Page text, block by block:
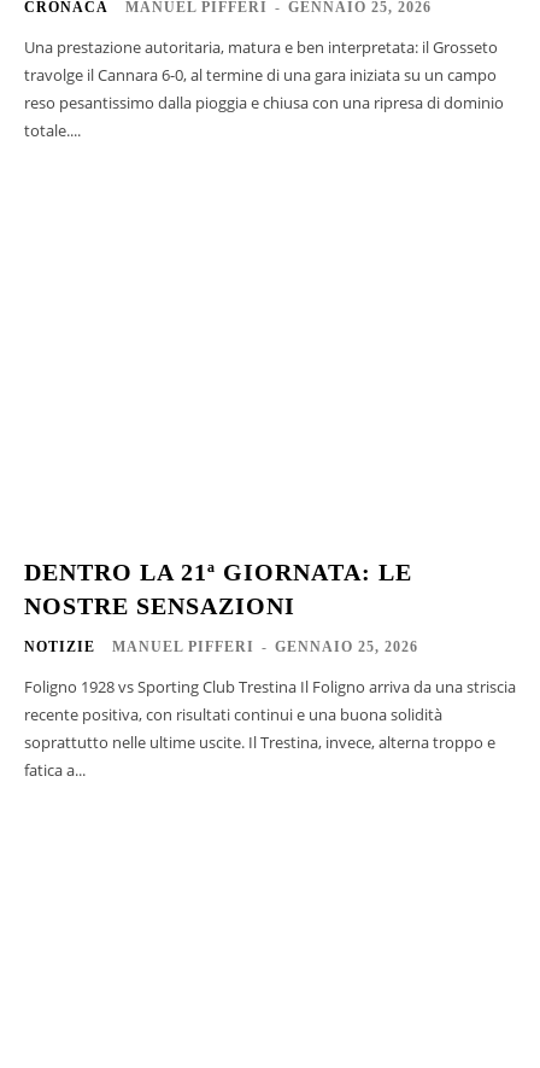
CRONACA MANUEL PIFFERI - GENNAIO 25, 2026
Una prestazione autoritaria, matura e ben interpretata: il Grosseto
travolge il Cannara 6-0, al termine di una gara iniziata su un campo
reso pesantissimo dalla pioggia e chiusa con una ripresa di dominio
totale....
DENTRO LA 21ª GIORNATA: LE
NOSTRE SENSAZIONI
NOTIZIE MANUEL PIFFERI - GENNAIO 25, 2026
Foligno 1928 vs Sporting Club Trestina Il Foligno arriva da una striscia
recente positiva, con risultati continui e una buona solidità
soprattutto nelle ultime uscite. Il Trestina, invece, alterna troppo e
fatica a...